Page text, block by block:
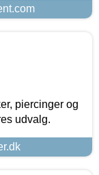
piercinger og
udvalg.